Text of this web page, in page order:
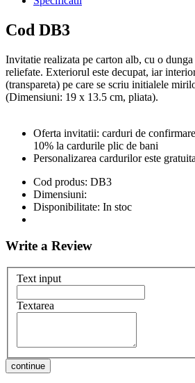
Cod DB3
Invitatie realizata pe carton alb, cu o
reliefate. Exteriorul este decupat, iar
(transpareta) pe care se scriu initialele
(Dimensiuni: 19 x 13.5 cm, pliata).
Oferta invitatii: carduri de
10% la cardurile plic de bani
Personalizarea cardurilor este
Cod produs: DB3
Dimensiuni:
Disponibilitate: In stoc
Write a Review
Text input
Textarea